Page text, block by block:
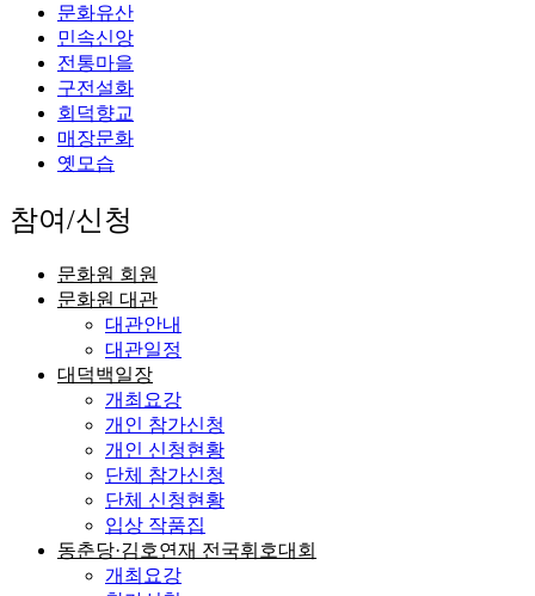
문화유산
민속신앙
전통마을
구전설화
회덕향교
매장문화
옛모습
참여/신청
문화원 회원
문화원 대관
대관안내
대관일정
대덕백일장
개최요강
개인 참가신청
개인 신청현황
단체 참가신청
단체 신청현황
입상 작품집
동춘당·김호연재 전국휘호대회
개최요강